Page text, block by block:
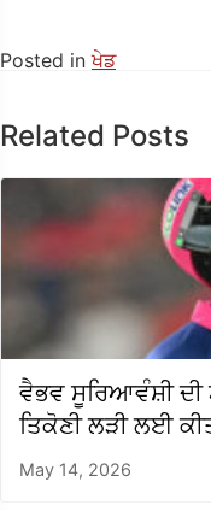
Posted inਖੇਡ
Related Posts
ਵੈਭਵ ਸੂਰਿਆਵੰਸ਼ੀ ਦੀ
ਤਿਕੋਣੀ ਲੜੀ ਲਈ
May 14, 2026